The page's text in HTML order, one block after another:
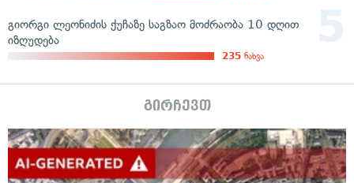
გიორგი ლეონიძის ქუჩაზე საგზაო მოძრაობა 10 დღით
იზღუდება
235 ნახვა
გირჩევთ